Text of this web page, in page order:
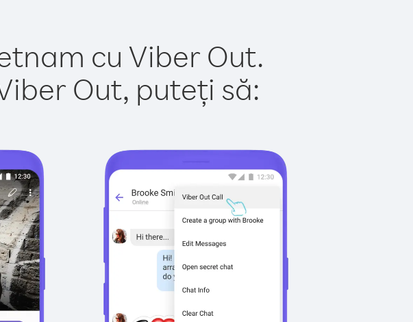
cu Viber Out.
Out, puteți să: